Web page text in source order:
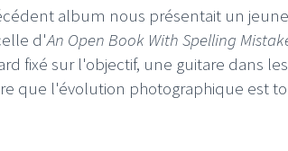
album nous présentait un
d'An Open Book With Spelling
fixé sur l'objectif, une guitare dans
que l'évolution photographique est